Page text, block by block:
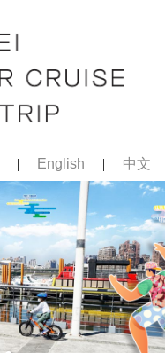
| English | 中文